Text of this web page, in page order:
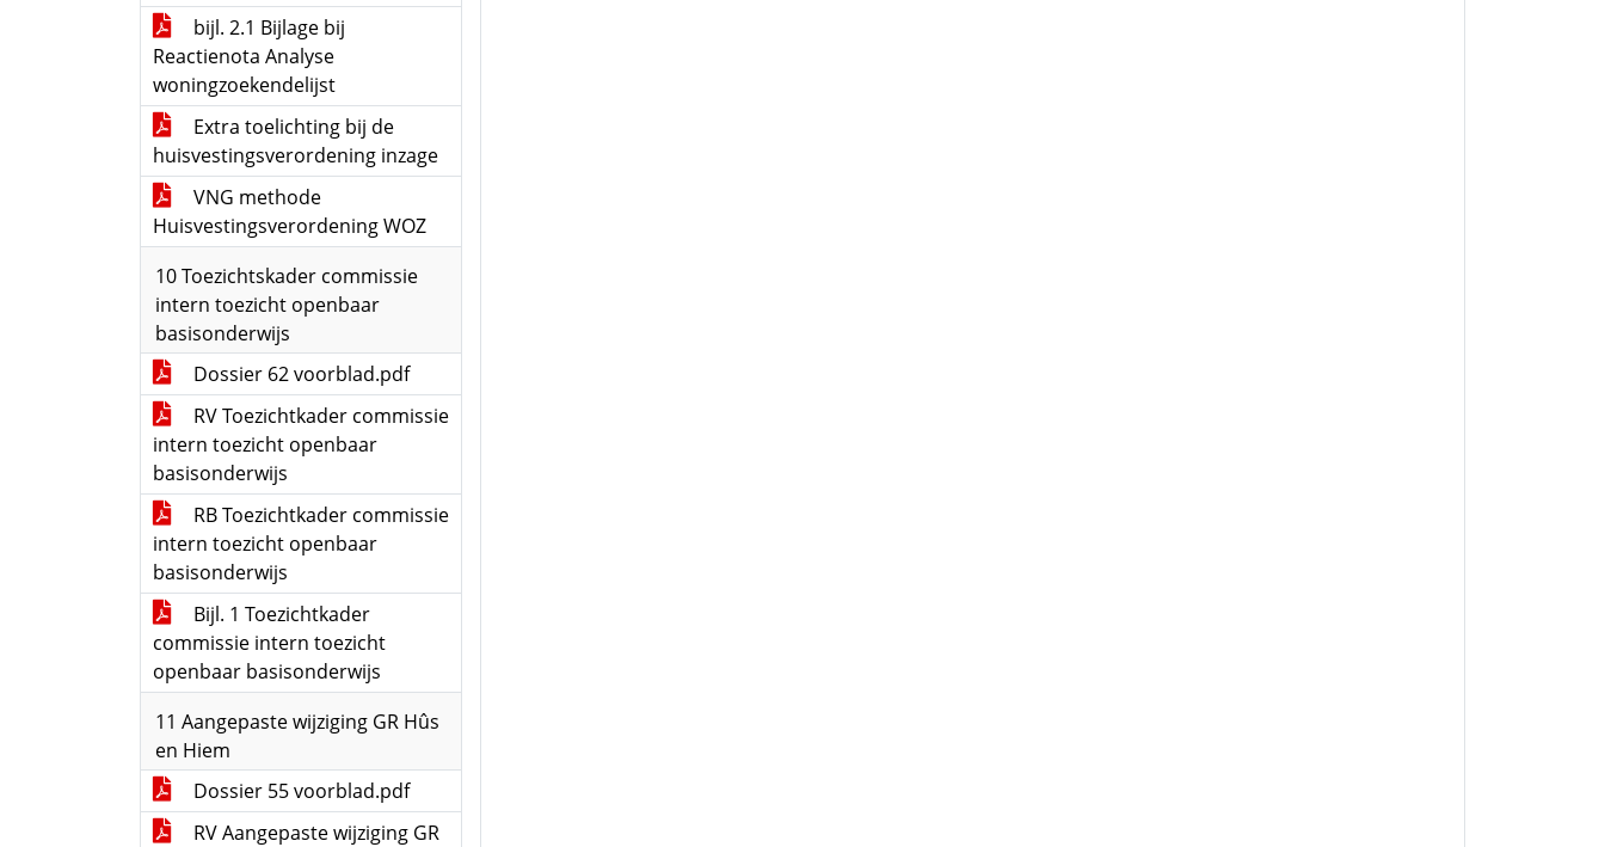
bijl. 2.1 Bijlage bij
Reactienota Analyse
woningzoekendelijst
Extra toelichting bij de
huisvestingsverordening inzage
VNG methode
Huisvestingsverordening WOZ
10 Toezichtskader commissie
intern toezicht openbaar
basisonderwijs
Dossier 62 voorblad.pdf
RV Toezichtkader commissie
intern toezicht openbaar
basisonderwijs
RB Toezichtkader commissie
intern toezicht openbaar
basisonderwijs
Bijl. 1 Toezichtkader
commissie intern toezicht
openbaar basisonderwijs
11 Aangepaste wijziging GR Hûs
en Hiem
Dossier 55 voorblad.pdf
RV Aangepaste wijziging GR